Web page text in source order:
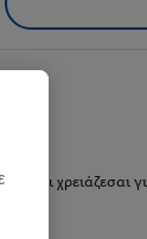
ό,τι χρειάζεσαι